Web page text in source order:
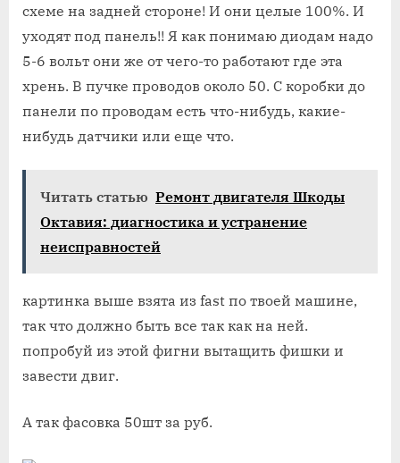
схеме на задней стороне! И они целые 100%. И
уходят под панель!! Я как понимаю диодам надо
5-6 вольт они же от чего-то работают где эта
хрень. В пучке проводов около 50. С коробки до
панели по проводам есть что-нибудь, какие-
нибудь датчики или еще что.
Читать статью Ремонт двигателя Шкоды
Октавия: диагностика и устранение
неисправностей
картинка выше взята из fast по твоей машине,
так что должно быть все так как на ней.
попробуй из этой фигни вытащить фишки и
завести двиг.
А так фасовка 50шт за руб.